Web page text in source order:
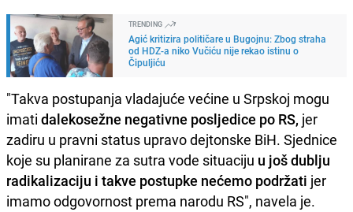
TRENDING
Agić kritizira političare u Bugojnu: Zbog straha
od HDZ-a niko Vučiću nije rekao istinu o
Čipuljiću
"Takva postupanja vladajuće većine u Srpskoj mogu
imati dalekosežne negativne posljedice po RS, jer
zadiru u pravni status upravo dejtonske BiH. Sjednice
koje su planirane za sutra vode situaciju u još dublju
radikalizaciju i takve postupke nećemo podržati jer
imamo odgovornost prema narodu RS", navela je.